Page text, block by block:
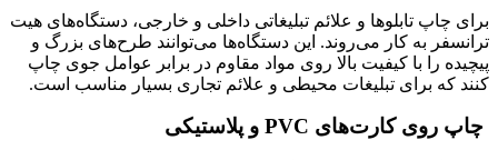
برای چاپ تابلوها و علائم تبلیغاتی داخلی و خارجی، دستگاه‌های هیت
ترانسفر به کار می‌روند. این دستگاه‌ها می‌توانند طرح‌های بزرگ و
پیچیده را با کیفیت بالا روی مواد مقاوم در برابر عوامل جوی چاپ
کنند که برای تبلیغات محیطی و علائم تجاری بسیار مناسب است.
چاپ روی کارت‌های PVC و پلاستیکی